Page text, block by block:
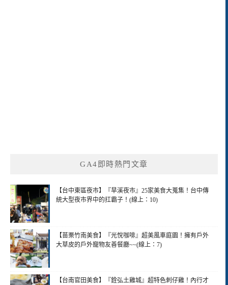
GA4即時熱門文章
【台中東區夜市】『旱溪夜市』25家美食大蒐集！台中傳
統大型夜市界中的扛霸子！(線上：10)
【苗栗竹南美食】『光悅咖啡』超美風車庭園！擁有戶外
大草皮的戶外寵物友善餐廳~~(線上：7)
【台南官田美食】『銓弘土雞城』超特色刺仔雞！內行才